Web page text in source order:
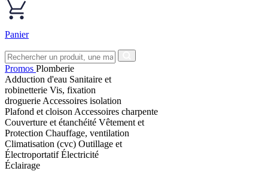
Panier
Promos Plomberie
Adduction d'eau Sanitaire et
robinetterie Vis, fixation
droguerie Accessoires isolation
Plafond et cloison Accessoires charpente
Couverture et étanchéité Vêtement et
Protection Chauffage, ventilation
Climatisation (cvc) Outillage et
ÉlectroportatifÉlectricité
Éclairage